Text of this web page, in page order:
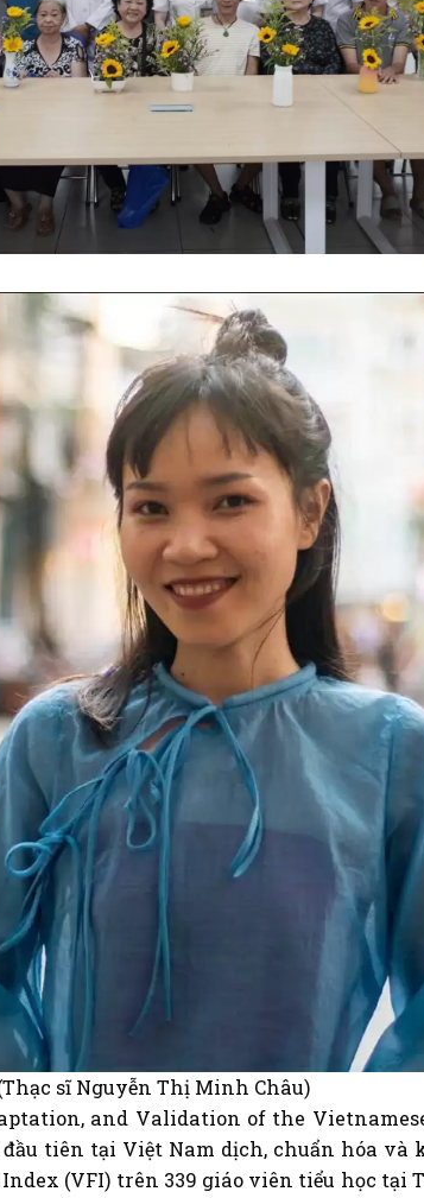
sĩ Nguyễn Thị Minh Châu)
and Validation of the
tiên tại Việt Nam dịch, chuẩn hóa và
(VFI) trên 339 giáo viên tiểu học tại